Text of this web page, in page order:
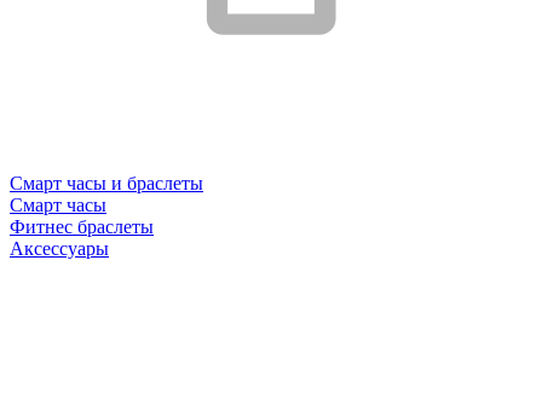
Смарт часы и браслеты
Смарт часы
Фитнес браслеты
Аксессуары